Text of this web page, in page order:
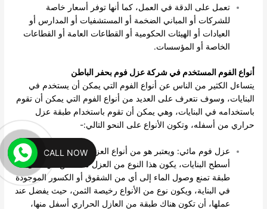
تعمل على الدقة في العمل، كما أنها توفر أسعار خاصة
للشركات أو المباني الضخمة أو المستشفيات أو المدارس أو
العيادات أو الهيئات الحكومية أو القطاعات العامة أو القطاعات
الخاصة أو المؤسسات.
أنواع الفوم المستخدم في شركة عزل فوم بحفر الباطن
يتساءل الكثير من الناس عن أنواع الفوم التي يمكن أن يستخدم في
البنايات، وسوف نتعرف على العديد من أنواع الفوم التي يمكن أن تقوم
باستخدامه في البنايات، وهي يمكن أن تقوم باستخدام طبقة عزل
حراري من أسفله، وتكون الأنواع على النحو التالي:-
عزل فوم مائي: ويعتبر هو من أنواع العزل التي تستخدم على
أسطح البنايات، يكون هذا النوع من العزل متخصص في عمل
طبقة تمنع وصول الماء إلى أي من الشقوق أو الكسور الموجودة
في البناية، ويكون نوع من الأنواع رخيصة الثمن، حيث يفضل عند
عملها، أن تكون هناك طبقة من العازل الحراري أسفل منها،
CALL NOW